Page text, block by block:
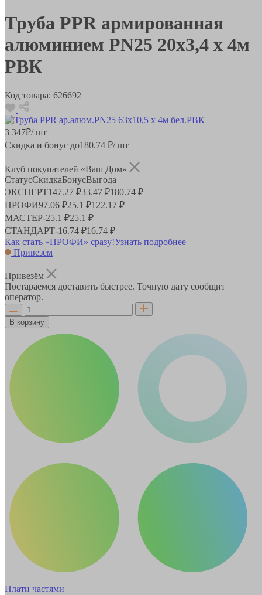
Труба PPR армированная
алюминием PN25 20х3,4 х 4м
РВК
Код товара: 626692
3 347₽/ шт
Скидка и бонус до180.74 ₽/ шт
Клуб покупателей «Ваш Дом»
СтатусСкидкаБонусВыгода
ЭКСПЕРТ147.27 ₽33.47 ₽180.74 ₽
ПРОФИ97.06 ₽25.1 ₽122.17 ₽
МАСТЕР-25.1 ₽25.1 ₽
СТАНДАРТ-16.74 ₽16.74 ₽
Как стать «ПРОФИ» сразу!Узнать подробнее
Привезём
Привезём
Постараемся доставить быстрее. Точную дату сообщит
оператор.
В корзину
Плати частями